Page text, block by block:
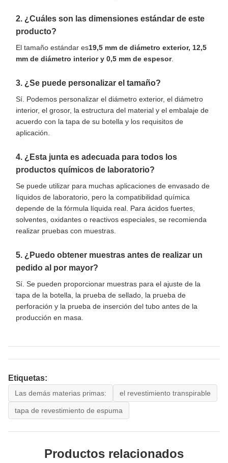
2. ¿Cuáles son las dimensiones estándar de este
producto?
El tamaño estándar es19,5 mm de diámetro exterior, 12,5
mm de diámetro interior y 0,5 mm de espesor.
3. ¿Se puede personalizar el tamaño?
Sí. Podemos personalizar el diámetro exterior, el diámetro
interior, el grosor, la estructura del material y el embalaje de
acuerdo con la tapa de su botella y los requisitos de
aplicación.
4. ¿Esta junta es adecuada para todos los
productos químicos de laboratorio?
Se puede utilizar para muchas aplicaciones de envasado de
líquidos de laboratorio, pero la compatibilidad química
depende de la fórmula líquida real. Para ácidos fuertes,
solventes, oxidantes o reactivos especiales, se recomienda
realizar pruebas con muestras.
5. ¿Puedo obtener muestras antes de realizar un
pedido al por mayor?
Sí. Se pueden proporcionar muestras para el ajuste de la
tapa de la botella, la prueba de sellado, la prueba de
perforación y la prueba de inserción del tubo antes de la
producción en masa.
Etiquetas:
Las demás materias primas: el revestimiento transpirable
tapa de revestimiento de espuma
Productos relacionados